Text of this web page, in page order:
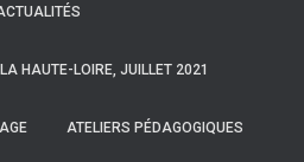
HAUTE-LOIRE, JUILLET 2021
ATELIERS PÉDAGOGIQUES